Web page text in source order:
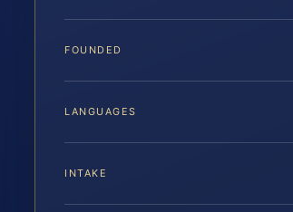
FOUNDED
LANGUAGES
INTAKE